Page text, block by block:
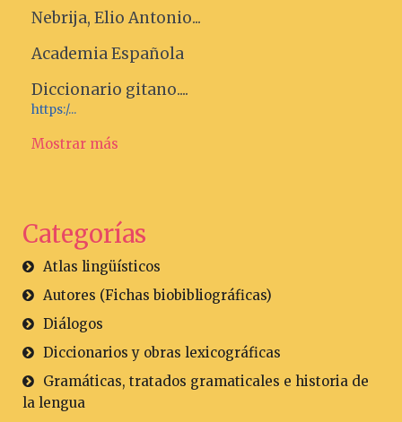
Nebrija, Elio Antonio...
Academia Española
Diccionario gitano....
https:/...
Mostrar más
Categorías
Atlas lingüísticos
Autores (Fichas biobibliográficas)
Diálogos
Diccionarios y obras lexicográficas
Gramáticas, tratados gramaticales e historia de
la lengua